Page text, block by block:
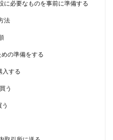
に必要なものを事前に準備する
法
の準備をする
入する
う